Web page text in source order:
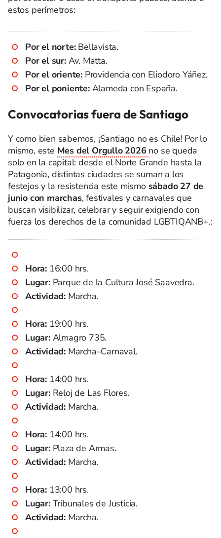
estos perímetros:
Por el norte:Bellavista.
Por el sur:Av. Matta.
Por el oriente: Providencia con Eliodoro Yáñez.
Por el poniente:Alameda con España.
Convocatorias fuera de Santiago
Y como bien sabemos, ¡Santiago no es Chile! Por lo
mismo, este Mes del Orgullo 2026 no se queda
solo en la capital: desde el Norte Grande hasta la
Patagonia, distintas ciudades se suman a los
festejos y la resistencia este mismo sábado 27 de
junio con marchas, festivales y carnavales que
buscan visibilizar, celebrar y seguir exigiendo con
fuerza los derechos de la comunidad LGBTIQANB+.:
Hora: 16:00 hrs.
Lugar:Parque de la Cultura José Saavedra.
Actividad: Marcha.
Hora: 19:00 hrs.
Lugar:Almagro 735.
Actividad: Marcha–Carnaval.
Hora: 14:00 hrs.
Lugar:Reloj de Las Flores.
Actividad: Marcha.
Hora: 14:00 hrs.
Lugar:Plaza de Armas.
Actividad: Marcha.
Hora: 13:00 hrs.
Lugar:Tribunales de Justicia.
Actividad: Marcha.